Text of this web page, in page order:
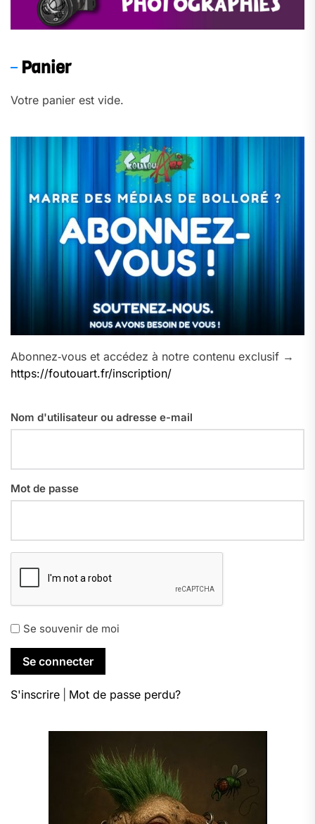
Panier
Votre panier est vide.
Abonnez‑vous et accédez à notre contenu exclusif →
https://foutouart.fr/inscription/
Nom d'utilisateur ou adresse e-mail
Mot de passe
Se souvenir de moi
S'inscrire Mot de passe perdu?